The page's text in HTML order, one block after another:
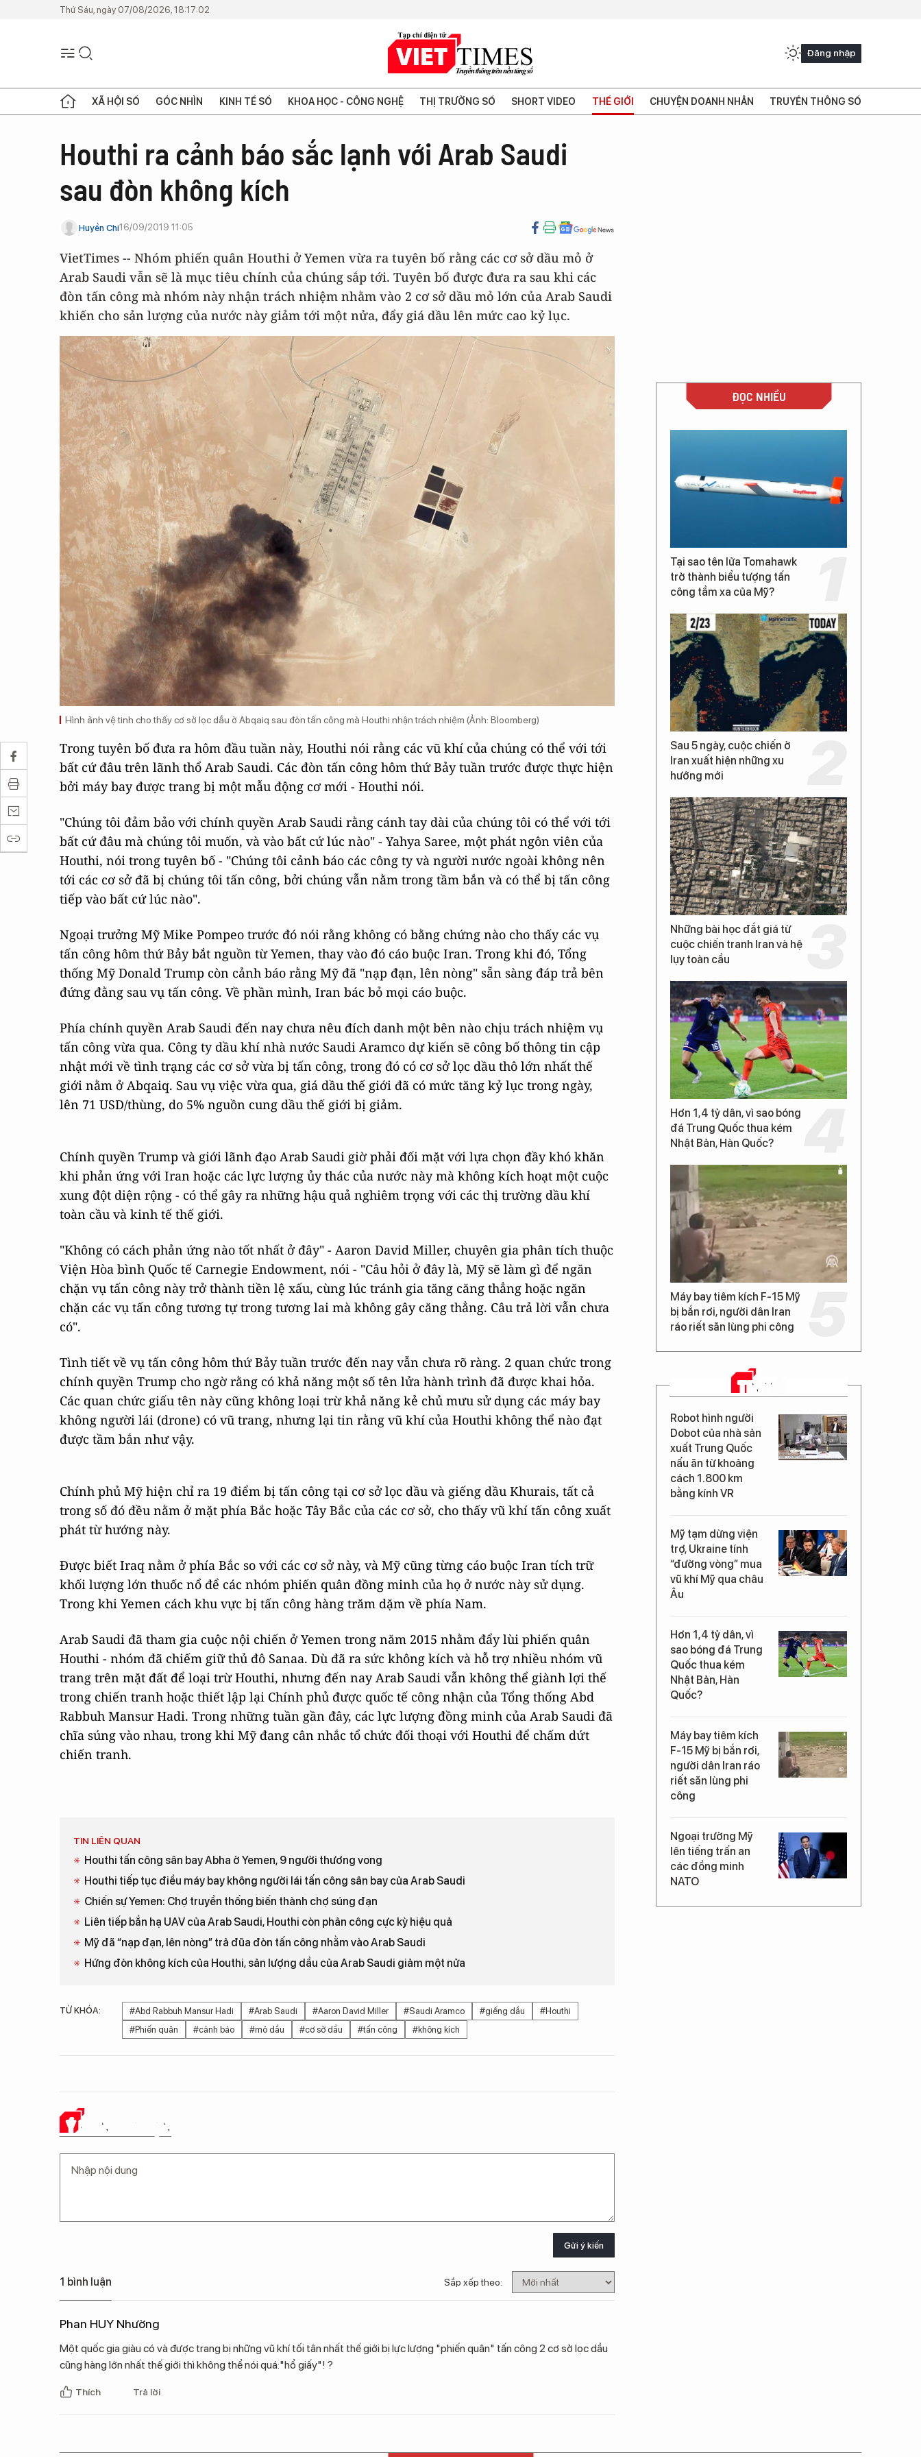
Thứ Sáu, ngày 07/08/2026, 18:17:02
Đăng nhập
XÃ HỘI SỐ GÓC NHÌN KINH TẾ SỐ KHOA HỌC - CÔNG NGHỆ THỊ TRƯỜNG SỐ SHORT VIDEO THẾ GIỚI CHUYỆN DOANH NHÂN TRUYỀN THÔNG SỐ
Houthi ra cảnh báo sắc lạnh với Arab Saudi
sau đòn không kích
Huyền Chi16/09/2019 11:05
VietTimes -- Nhóm phiến quân Houthi ở Yemen vừa ra tuyên bố rằng các cơ sở dầu mỏ ở
Arab Saudi vẫn sẽ là mục tiêu chính của chúng sắp tới. Tuyên bố được đưa ra sau khi các
đòn tấn công mà nhóm này nhận trách nhiệm nhằm vào 2 cơ sở dầu mỏ lớn của Arab Saudi
khiến cho sản lượng của nước này giảm tới một nửa, đẩy giá dầu lên mức cao kỷ lục.
Hình ảnh vệ tinh cho thấy cơ sở lọc dầu ở Abqaiq sau đòn tấn công mà Houthi nhận trách nhiệm (Ảnh: Bloomberg)
Trong tuyên bố đưa ra hôm đầu tuần này, Houthi nói rằng các vũ khí của chúng có thể với tới
bất cứ đâu trên lãnh thổ Arab Saudi. Các đòn tấn công hôm thứ Bảy tuần trước được thực hiện
bởi máy bay được trang bị một mẫu động cơ mới - Houthi nói.
"Chúng tôi đảm bảo với chính quyền Arab Saudi rằng cánh tay dài của chúng tôi có thể với tới
bất cứ đâu mà chúng tôi muốn, và vào bất cứ lúc nào" - Yahya Saree, một phát ngôn viên của
Houthi, nói trong tuyên bố - "Chúng tôi cảnh báo các công ty và người nước ngoài không nên
tới các cơ sở đã bị chúng tôi tấn công, bởi chúng vẫn nằm trong tầm bắn và có thể bị tấn công
tiếp vào bất cứ lúc nào".
Ngoại trưởng Mỹ Mike Pompeo trước đó nói rằng không có bằng chứng nào cho thấy các vụ
tấn công hôm thứ Bảy bắt nguồn từ Yemen, thay vào đó cáo buộc Iran. Trong khi đó, Tổng
thống Mỹ Donald Trump còn cảnh báo rằng Mỹ đã "nạp đạn, lên nòng" sẵn sàng đáp trả bên
đứng đằng sau vụ tấn công. Về phần mình, Iran bác bỏ mọi cáo buộc.
Phía chính quyền Arab Saudi đến nay chưa nêu đích danh một bên nào chịu trách nhiệm vụ
tấn công vừa qua. Công ty dầu khí nhà nước Saudi Aramco dự kiến sẽ công bố thông tin cập
nhật mới về tình trạng các cơ sở vừa bị tấn công, trong đó có cơ sở lọc dầu thô lớn nhất thế
giới nằm ở Abqaiq. Sau vụ việc vừa qua, giá dầu thế giới đã có mức tăng kỷ lục trong ngày,
lên 71 USD/thùng, do 5% nguồn cung dầu thế giới bị giảm.
Chính quyền Trump và giới lãnh đạo Arab Saudi giờ phải đối mặt với lựa chọn đầy khó khăn
khi phản ứng với Iran hoặc các lực lượng ủy thác của nước này mà không kích hoạt một cuộc
xung đột diện rộng - có thể gây ra những hậu quả nghiêm trọng với các thị trường dầu khí
toàn cầu và kinh tế thế giới.
"Không có cách phản ứng nào tốt nhất ở đây" - Aaron David Miller, chuyên gia phân tích thuộc
Viện Hòa bình Quốc tế Carnegie Endowment, nói - "Câu hỏi ở đây là, Mỹ sẽ làm gì để ngăn
chặn vụ tấn công này trở thành tiền lệ xấu, cùng lúc tránh gia tăng căng thẳng hoặc ngăn
chặn các vụ tấn công tương tự trong tương lai mà không gây căng thẳng. Câu trả lời vẫn chưa
có".
Tình tiết về vụ tấn công hôm thứ Bảy tuần trước đến nay vẫn chưa rõ ràng. 2 quan chức trong
chính quyền Trump cho ngờ rằng có khả năng một số tên lửa hành trình đã được khai hỏa.
Các quan chức giấu tên này cũng không loại trừ khả năng kẻ chủ mưu sử dụng các máy bay
không người lái (drone) có vũ trang, nhưng lại tin rằng vũ khí của Houthi không thể nào đạt
được tầm bắn như vậy.
Chính phủ Mỹ hiện chỉ ra 19 điểm bị tấn công tại cơ sở lọc dầu và giếng dầu Khurais, tất cả
trong số đó đều nằm ở mặt phía Bắc hoặc Tây Bắc của các cơ sở, cho thấy vũ khí tấn công xuất
phát từ hướng này.
Được biết Iraq nằm ở phía Bắc so với các cơ sở này, và Mỹ cũng từng cáo buộc Iran tích trữ
khối lượng lớn thuốc nổ để các nhóm phiến quân đồng minh của họ ở nước này sử dụng.
Trong khi Yemen cách khu vực bị tấn công hàng trăm dặm về phía Nam.
Arab Saudi đã tham gia cuộc nội chiến ở Yemen trong năm 2015 nhằm đẩy lùi phiến quân
Houthi - nhóm đã chiếm giữ thủ đô Sanaa. Dù đã ra sức không kích và hỗ trợ nhiều nhóm vũ
trang trên mặt đất để loại trừ Houthi, nhưng đến nay Arab Saudi vẫn không thể giành lợi thế
trong chiến tranh hoặc thiết lập lại Chính phủ được quốc tế công nhận của Tổng thống Abd
Rabbuh Mansur Hadi. Trong những tuần gần đây, các lực lượng đồng minh của Arab Saudi đã
chĩa súng vào nhau, trong khi Mỹ đang cân nhắc tổ chức đối thoại với Houthi để chấm dứt
chiến tranh.
TIN LIÊN QUAN
Houthi tấn công sân bay Abha ở Yemen, 9 người thương vong
Houthi tiếp tục điều máy bay không người lái tấn công sân bay của Arab Saudi
Chiến sự Yemen: Chợ truyền thống biến thành chợ súng đạn
Liên tiếp bắn hạ UAV của Arab Saudi, Houthi còn phản công cực kỳ hiệu quả
Mỹ đã “nạp đạn, lên nòng” trả đũa đòn tấn công nhằm vào Arab Saudi
Hứng đòn không kích của Houthi, sản lượng dầu của Arab Saudi giảm một nửa
TỪ KHÓA: #Abd Rabbuh Mansur Hadi #Arab Saudi #Aaron David Miller #Saudi Aramco #giếng dầu
#Houthi
#Phiến quân
#cảnh báo #mỏ dầu #cơ sở dầu #tấn công #không kích
Ý KIẾN CỦA BẠN
Gửi ý kiến
1 bình luận Sắp xếp theo:
Phan HUY Nhường
Một quốc gia giàu có và được trang bị những vũ khí tối tân nhất thế giới bị lực lượng "phiến quân" tấn công 2 cơ sở lọc dầu
cũng hàng lớn nhất thế giới thì không thể nói quá:"hổ giấy"! ?
Thích Trả lời
ĐỌC NHIỀU
Tại sao tên lửa Tomahawk
trở thành biểu tượng tấn
công tầm xa của Mỹ?
Sau 5 ngày, cuộc chiến ở
Iran xuất hiện những xu
hướng mới
Những bài học đắt giá từ
cuộc chiến tranh Iran và hệ
lụy toàn cầu
Hơn 1,4 tỷ dân, vì sao bóng
đá Trung Quốc thua kém
Nhật Bản, Hàn Quốc?
Máy bay tiêm kích F-15 Mỹ
bị bắn rơi, người dân Iran
ráo riết săn lùng phi công
TIN MỚI
Robot hình người
Dobot của nhà sản
xuất Trung Quốc
nấu ăn từ khoảng
cách 1.800 km
bằng kính VR
Mỹ tạm dừng viện
trợ, Ukraine tính
“đường vòng” mua
vũ khí Mỹ qua châu
Âu
Hơn 1,4 tỷ dân, vì
sao bóng đá Trung
Quốc thua kém
Nhật Bản, Hàn
Quốc?
Máy bay tiêm kích
F-15 Mỹ bị bắn rơi,
người dân Iran ráo
riết săn lùng phi
công
Ngoại trưởng Mỹ
lên tiếng trấn an
các đồng minh
NATO